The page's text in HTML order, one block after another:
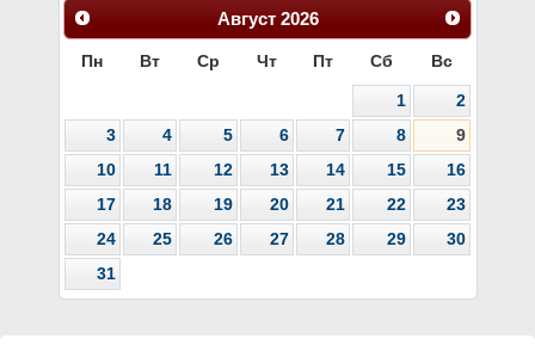
Август 2026
Пн Вт Ср Чт Пт Сб Вс
1
2
3
4 5 6 7 8
9
10
11 12 13 14 15
16
17
18 19 20 21 22
23
24
25 26 27 28 29
30
31